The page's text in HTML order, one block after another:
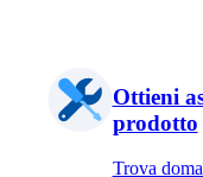
Ottieni
prodotto
Trova